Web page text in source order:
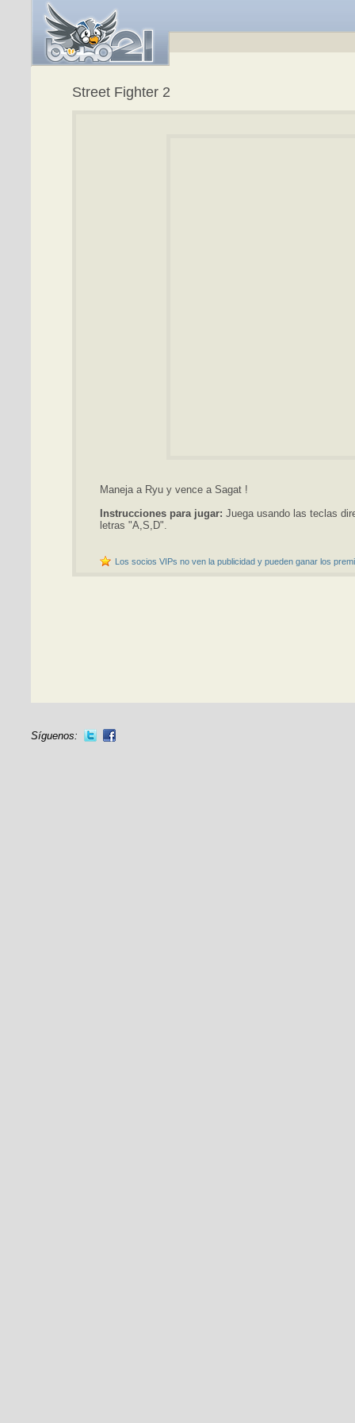
Street Fighter 2
Maneja a Ryu y vence a Sagat !
Instrucciones para jugar: Juega usando las teclas
letras "A,S,D".
Los socios VIPs no ven la publicidad y pueden ganar los
Síguenos: